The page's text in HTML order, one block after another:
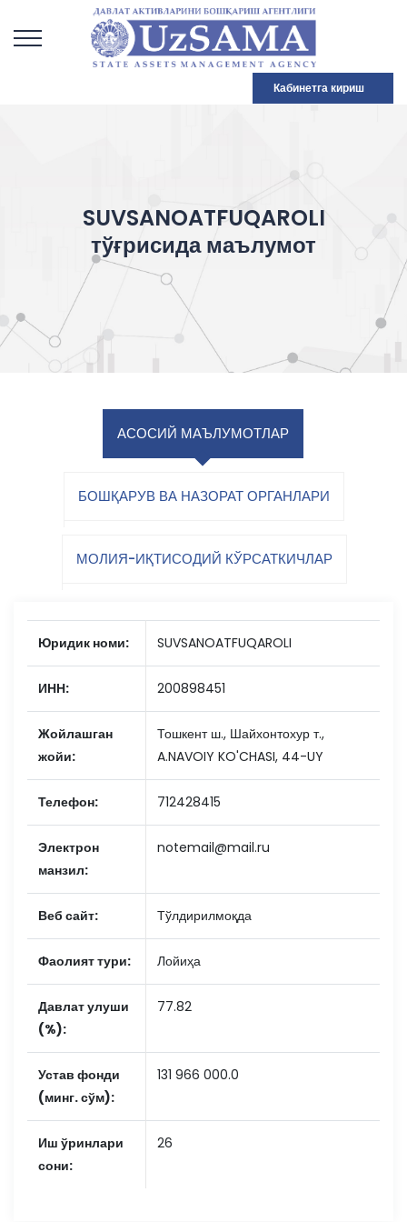
Кабинетга кириш
SUVSANOATFUQAROLI
тўғрисида маълумот
АСОСИЙ МАЪЛУМОТЛАР
БОШҚАРУВ ВА НАЗОРАТ ОРГАНЛАРИ
МОЛИЯ-ИҚТИСОДИЙ КЎРСАТКИЧЛАР
Юридик номи: SUVSANOATFUQAROLI
ИНН: 200898451
Жойлашган
жойи:
Тошкент ш., Шайхонтохур т.,
A.NAVOIY KO'CHASI, 44-UY
Телефон: 712428415
Электрон
манзил:
notemail@mail.ru
Веб сайт: Тўлдирилмоқда
Фаолият тури: Лойиҳа
Давлат улуши
(%):
77.82
Устав фонди
(минг. сўм):
131 966 000.0
Иш ўринлари
сони:
26